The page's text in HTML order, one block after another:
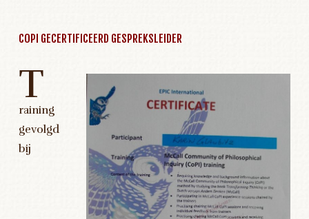
COPI GECERTIFICEERD GESPREKSLEIDER
T
raining
gevolgd
bij